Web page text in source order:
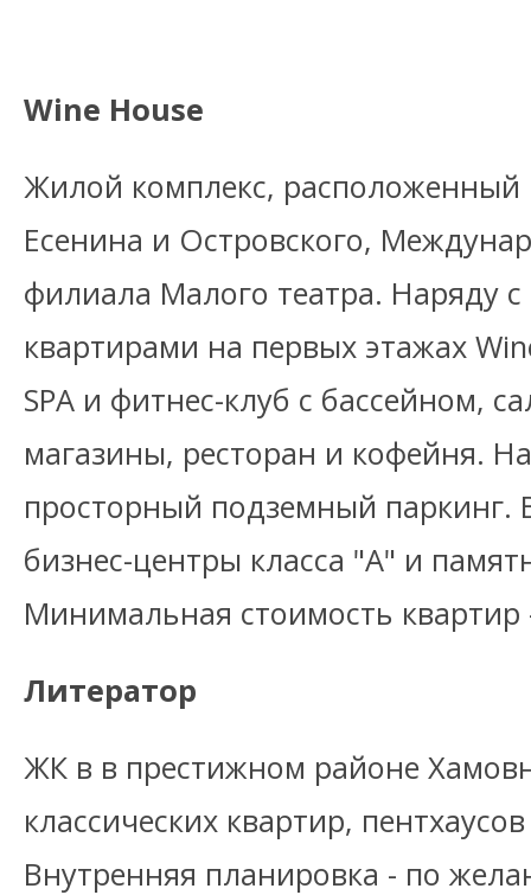
Wine House
Жилой комплекс, расположенный
Есенина и Островского,
филиала Малого театра. Наряду
квартирами на первых этажах
SPA и фитнес-клуб с бассейном,
магазины, ресторан и кофейня.
просторный подземный паркинг.
бизнес-центры класса "А" и
Минимальная стоимость
Литератор
ЖК в в престижном районе
классических квартир,
Внутренняя планировка - по